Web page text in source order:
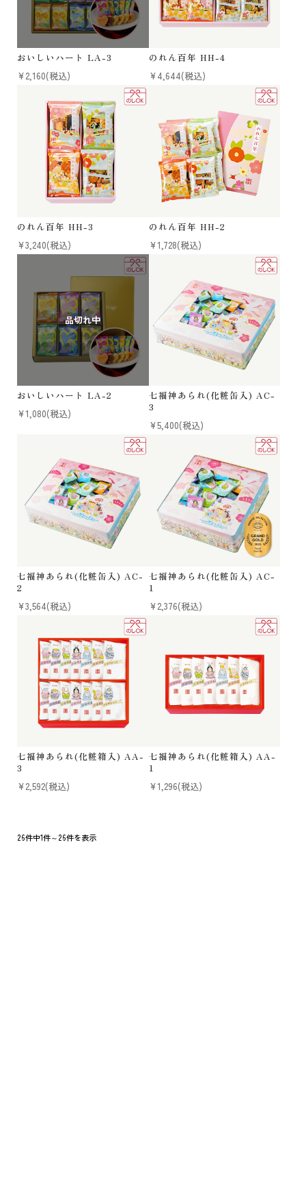
おいしいハート LA-3
¥2,160(税込)
のれん百年 HH-4
¥4,644(税込)
のれん百年 HH-3
¥3,240(税込)
のれん百年 HH-2
¥1,728(税込)
おいしいハート LA-2
¥1,080(税込)
七福神あられ(化粧缶入) AC-
3
¥5,400(税込)
七福神あられ(化粧缶入) AC-
2
¥3,564(税込)
七福神あられ(化粧缶入) AC-
1
¥2,376(税込)
七福神あられ(化粧箱入) AA-
3
¥2,592(税込)
七福神あられ(化粧箱入) AA-
1
¥1,296(税込)
26件中1件～26件を表示